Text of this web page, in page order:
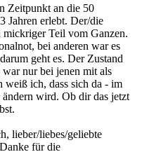
Zeitpunkt an die 50
Jahren erlebt. Der/die
Teil vom Ganzen.
bei anderen war es
geht es. Der Zustand
nur bei jenen mit als
weiß ich, dass sich da - im
ändern wird. Ob dir das jetzt
lieber/liebes/geliebte
für die